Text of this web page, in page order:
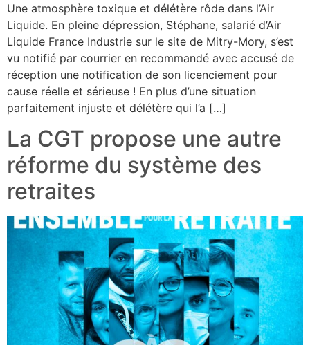
Une atmosphère toxique et délétère rôde dans l’Air
Liquide. En pleine dépression, Stéphane, salarié d’Air
Liquide France Industrie sur le site de Mitry-Mory, s’est
vu notifié par courrier en recommandé avec accusé de
réception une notification de son licenciement pour
cause réelle et sérieuse ! En plus d’une situation
parfaitement injuste et délétère qui l’a […]
La CGT propose une autre
réforme du système des
retraites